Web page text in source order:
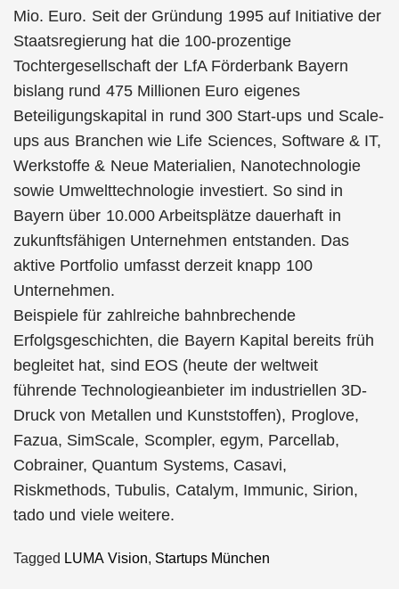
Mio. Euro. Seit der Gründung 1995 auf Initiative der
Staatsregierung hat die 100-prozentige
Tochtergesellschaft der LfA Förderbank Bayern
bislang rund 475 Millionen Euro eigenes
Beteiligungskapital in rund 300 Start-ups und Scale-
ups aus Branchen wie Life Sciences, Software & IT,
Werkstoffe & Neue Materialien, Nanotechnologie
sowie Umwelttechnologie investiert. So sind in
Bayern über 10.000 Arbeitsplätze dauerhaft in
zukunftsfähigen Unternehmen entstanden. Das
aktive Portfolio umfasst derzeit knapp 100
Unternehmen.
Beispiele für zahlreiche bahnbrechende
Erfolgsgeschichten, die Bayern Kapital bereits früh
begleitet hat, sind EOS (heute der weltweit
führende Technologieanbieter im industriellen 3D-
Druck von Metallen und Kunststoffen), Proglove,
Fazua, SimScale, Scompler, egym, Parcellab,
Cobrainer, Quantum Systems, Casavi,
Riskmethods, Tubulis, Catalym, Immunic, Sirion,
tado und viele weitere.
Tagged LUMA Vision, Startups München